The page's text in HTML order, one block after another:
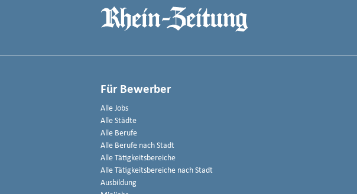
Für Bewerber
Alle Jobs
Alle Städte
Alle Berufe
Alle Berufe nach Stadt
Alle Tätigkeitsbereiche
Alle Tätigkeitsbereiche nach Stadt
Ausbildung